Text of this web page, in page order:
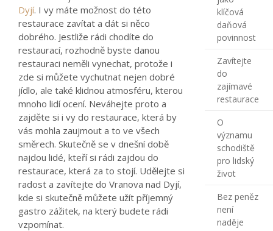
Dyjí. I vy máte možnost do této
restaurace zavítat a dát si něco
dobrého. Jestliže rádi chodíte do
restaurací, rozhodně byste danou
restauraci neměli vynechat, protože i
zde si můžete vychutnat nejen dobré
jídlo, ale také klidnou atmosféru, kterou
mnoho lidí ocení. Neváhejte proto a
zajděte si i vy do restaurace, která by
vás mohla zaujmout a to ve všech
směrech. Skutečně se v dnešní době
najdou lidé, kteří si rádi zajdou do
restaurace, která za to stojí. Udělejte si
radost a zavítejte do Vranova nad Dyjí,
kde si skutečně můžete užít příjemný
gastro zážitek, na který budete rádi
vzpomínat.
klíčová
daňová
povinnost
Zavítejte
do
zajímavé
restaurace
O
významu
schodiště
pro lidský
život
Bez peněz
není
naděje